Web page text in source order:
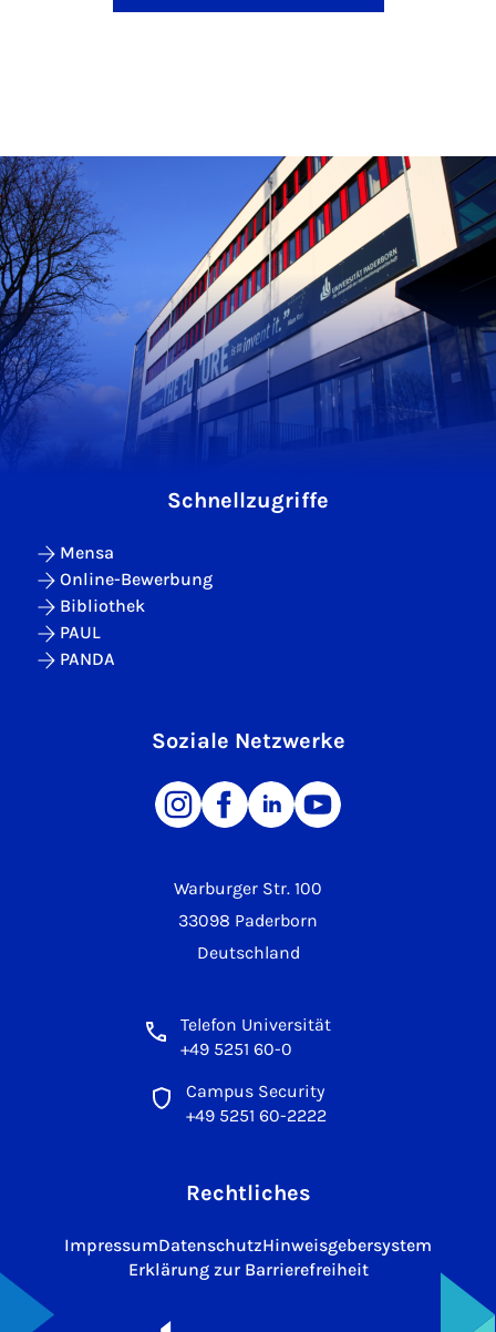
Warburger Str. 100
33098 Paderborn
Deutschland
Telefon Universität
+49 5251 60-0
Campus Security
+49 5251 60-2222
Schnellzugriffe
Mensa
Online-Bewerbung
Bibliothek
PAUL
PANDA
Soziale Netzwerke
Rechtliches
ImpressumDatenschutzHinweisgebersystem
Erklärung zur Barrierefreiheit